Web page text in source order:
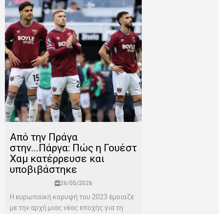
Από την Πράγα
στην...Πάργα: Πώς η Γουέστ
Χαμ κατέρρευσε και
υποβιβάστηκε
26/05/2026
Η ευρωπαϊκή κορυφή του 2023 έμοιαζε
με την αρχή μιας νέας εποχής για τη